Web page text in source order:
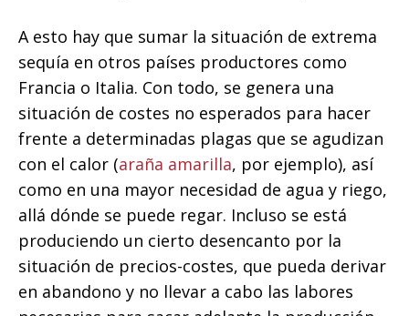
A esto hay que sumar la situación de extrema
sequía en otros países productores como
Francia o Italia. Con todo, se genera una
situación de costes no esperados para hacer
frente a determinadas plagas que se agudizan
con el calor (araña amarilla, por ejemplo), así
como en una mayor necesidad de agua y riego,
allá dónde se puede regar. Incluso se está
produciendo un cierto desencanto por la
situación de precios-costes, que pueda derivar
en abandono y no llevar a cabo las labores